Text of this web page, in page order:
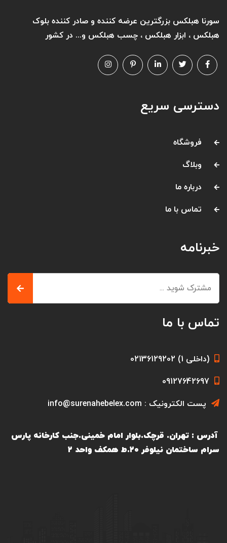
سورنا هبلکس بزرگترین عرضه کننده و صادر کننده بلوک
هبلکس ، ابزار هبلکس ، چسب هبلکس و... در کشور
دسترسی سریع
فروشگاه
وبلاگ
درباره ما
تماس با ما
خبرنامه
تماس با ما
(داخلی 1) 02136129202
09127642697
پست الکترونیک : info@surenahebelex.com
آدرس : تهران. قرچک.بلوار امام خمینی.جنب کارخانه پارس
سرام ساختمان نیلوفر ۲۰.ط همکف واحد ۲